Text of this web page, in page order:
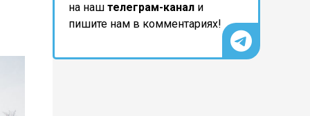
на наш телеграм-канал и
пишите нам в комментариях!